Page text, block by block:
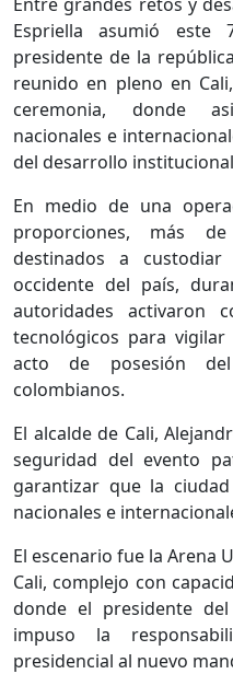
Espriella asumió
presidente de la
reunido en pleno en
ceremonia, donde
nacionales e
del desarrollo
En medio de una
proporciones, más
destinados a
occidente del país,
autoridades activaron
tecnológicos para
acto de posesión
colombianos.
El alcalde de Cali,
seguridad del evento
garantizar que la
nacionales e
El escenario fue la Arena
Cali, complejo con
donde el presidente
impuso la
presidencial al nuevo